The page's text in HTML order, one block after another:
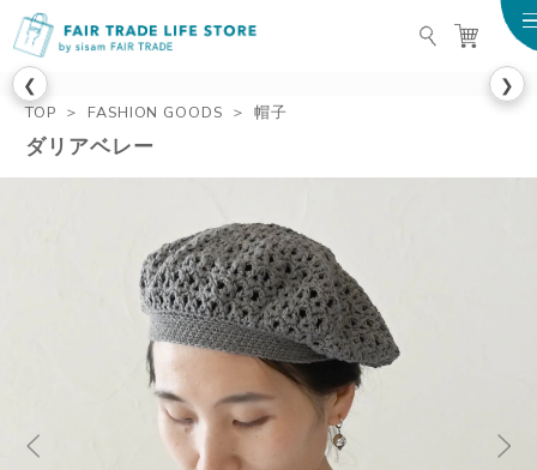
FAIR TRADE LIFE
❮ ❯
TOP FASHION GOODS 帽子
ダリアベレー